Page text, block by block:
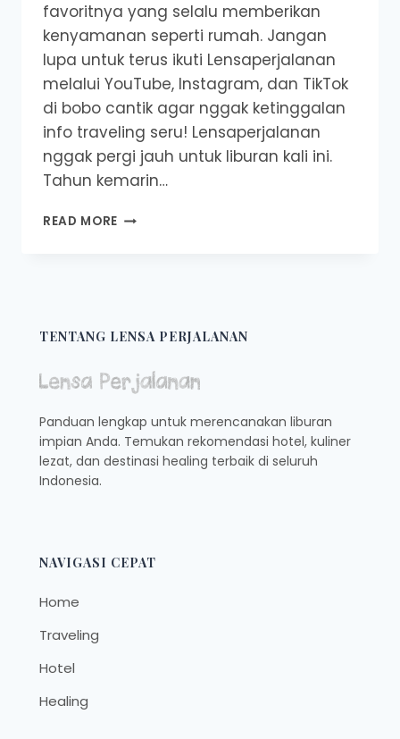
favoritnya yang selalu memberikan
kenyamanan seperti rumah. Jangan
lupa untuk terus ikuti Lensaperjalanan
melalui YouTube, Instagram, dan TikTok
di bobo cantik agar nggak ketinggalan
info traveling seru! Lensaperjalanan
nggak pergi jauh untuk liburan kali ini.
Tahun kemarin…
READ MORE STAYCATION
REVIEW
HOTEL
SEMARANG
TENTANG LENSA PERJALANAN
Panduan lengkap untuk merencanakan liburan
impian Anda. Temukan rekomendasi hotel, kuliner
lezat, dan destinasi healing terbaik di seluruh
Indonesia.
NAVIGASI CEPAT
Home
Traveling
Hotel
Healing